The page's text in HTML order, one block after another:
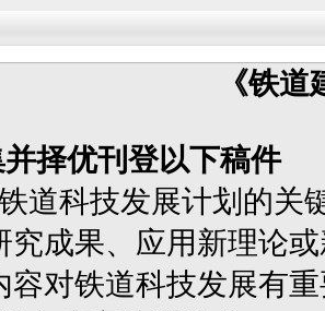
《铁
择优刊登以下稿件
道科技发展计划的关
究成果、应用新理论
容对铁道科技发展有